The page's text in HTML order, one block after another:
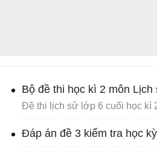
Bộ đề thi học kì 2 môn
Đề thi lịch sử lớp 6 cuối học kì
Đáp án đề 3 kiểm tra học